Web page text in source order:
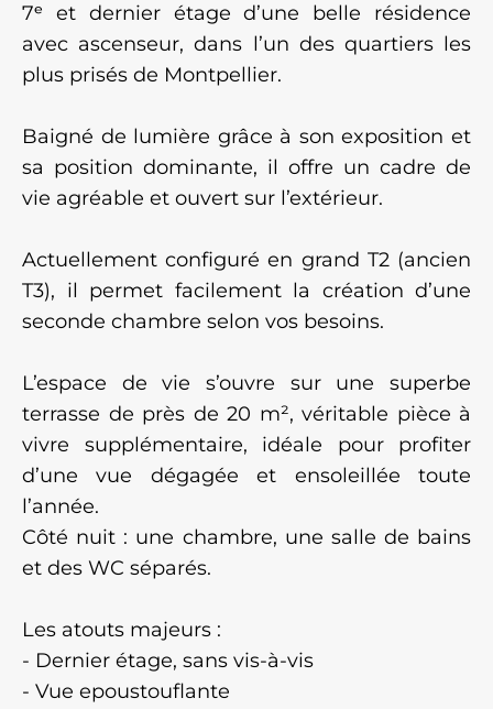
7ᵉ et dernier étage d’une belle résidence
avec ascenseur, dans l’un des quartiers les
plus prisés de Montpellier.
Baigné de lumière grâce à son exposition et
sa position dominante, il offre un cadre de
vie agréable et ouvert sur l’extérieur.
Actuellement configuré en grand T2 (ancien
T3), il permet facilement la création d’une
seconde chambre selon vos besoins.
L’espace de vie s’ouvre sur une superbe
terrasse de près de 20 m², véritable pièce à
vivre supplémentaire, idéale pour profiter
d’une vue dégagée et ensoleillée toute
l’année.
Côté nuit : une chambre, une salle de bains
et des WC séparés.
Les atouts majeurs :
- Dernier étage, sans vis-à-vis
- Vue epoustouflante